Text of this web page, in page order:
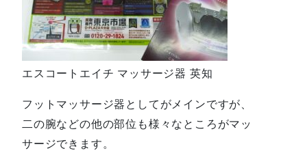
エスコートエイチ マッサージ器 英知
フットマッサージ器としてがメインですが、
二の腕などの他の部位も様々なところがマッ
サージできます。